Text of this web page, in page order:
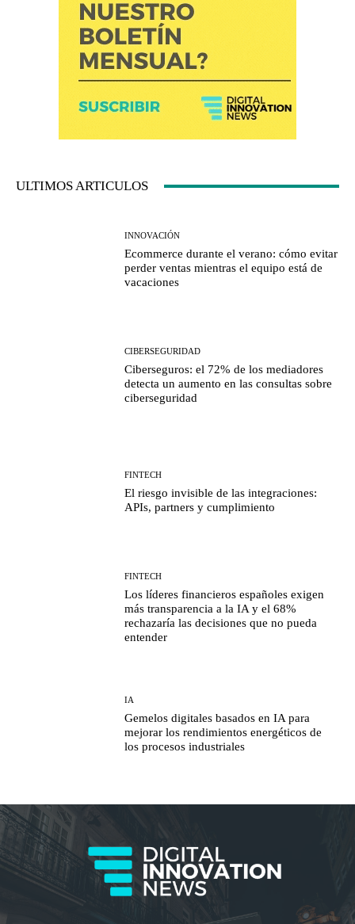
ULTIMOS ARTICULOS
INNOVACIÓN
Ecommerce durante el verano: cómo evitar
perder ventas mientras el equipo está de
vacaciones
CIBERSEGURIDAD
Ciberseguros: el 72% de los mediadores
detecta un aumento en las consultas sobre
ciberseguridad
FINTECH
El riesgo invisible de las integraciones:
APIs, partners y cumplimiento
FINTECH
Los líderes financieros españoles exigen
más transparencia a la IA y el 68%
rechazaría las decisiones que no pueda
entender
IA
Gemelos digitales basados en IA para
mejorar los rendimientos energéticos de
los procesos industriales